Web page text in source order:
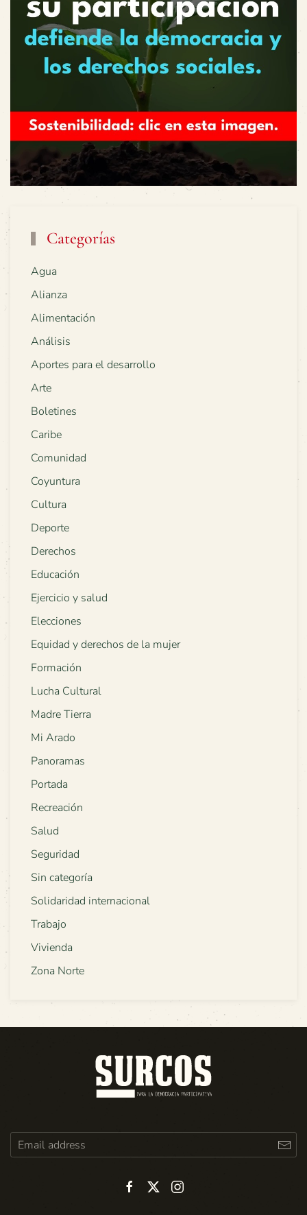
Categorías
Agua
Alianza
Alimentación
Análisis
Aportes para el desarrollo
Arte
Boletines
Caribe
Comunidad
Coyuntura
Cultura
Deporte
Derechos
Educación
Ejercicio y salud
Elecciones
Equidad y derechos de la mujer
Formación
Lucha Cultural
Madre Tierra
Mi Arado
Panoramas
Portada
Recreación
Salud
Seguridad
Sin categoría
Solidaridad internacional
Trabajo
Vivienda
Zona Norte